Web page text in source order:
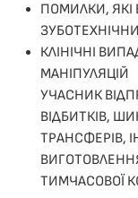
ПОМИЛКИ, ЯКІ
КЛІНІЧНІ
МАНІПУЛЯЦІЙ
УЧАСНИК
ВІДБИТКІВ,
ТРАНСФЕРІВ,
ТИМЧАСОВОЇ